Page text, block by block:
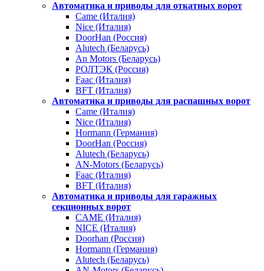
Автоматика и приводы для откатных ворот
Came (Италия)
Nice (Италия)
DoorHan (Россия)
Alutech (Беларусь)
An Motors (Беларусь)
РОЛТЭК (Россия)
Faac (Италия)
BFT (Италия)
Автоматика и приводы для распашных ворот
Came (Италия)
Nice (Италия)
Hormann (Германия)
DoorHan (Россия)
Alutech (Беларусь)
AN-Motors (Беларусь)
Faac (Италия)
BFT (Италия)
Автоматика и приводы для гаражных
секционных ворот
CAME (Италия)
NICE (Италия)
Doorhan (Россия)
Hormann (Германия)
Alutech (Беларусь)